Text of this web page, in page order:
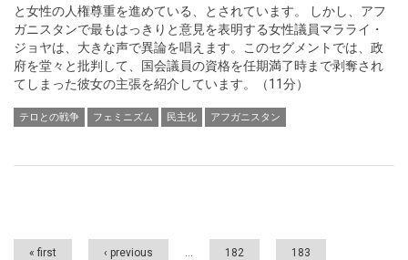
と女性の人権尊重を進めている、とされています。 しかし、アフ
ガニスタンで最もはっきりと意見を表明する女性議員マラライ・
ジョヤは、大きな声で異論を唱えます。このセグメントでは、政
府を堂々と批判して、国会議員の資格を任期満了時まで剥奪され
てしまった彼女の主張を紹介しています。（11分）
テロとの戦争 フェミニズム 民主化 アフガニスタン
Pages
« first ‹ previous … 182 183